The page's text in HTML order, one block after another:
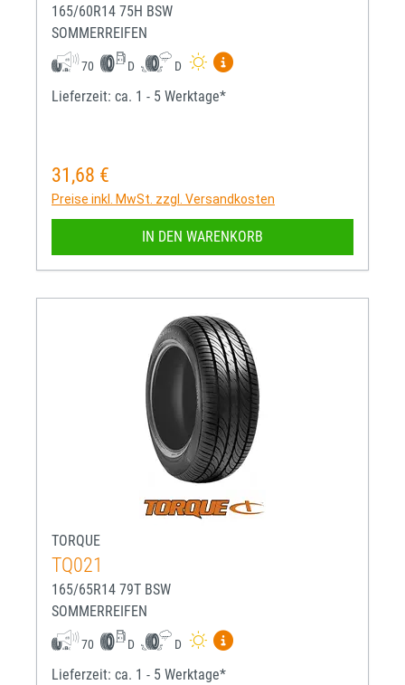
165/60R14 75H BSW
SOMMERREIFEN
70 D D
Mehr Informationen zum
Lieferzeit: ca. 1 - 5 Werktage*
Regulärer Preis:
31,68 €
Preise inkl. MwSt. zzgl. Versandkosten
IN DEN WARENKORB
TORQUE
TQ021
165/65R14 79T BSW
SOMMERREIFEN
70 D D
Mehr Informationen zum
Lieferzeit: ca. 1 - 5 Werktage*